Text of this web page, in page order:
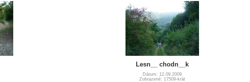
Lesn__ chodn__k
Dátum: 12.09.2009
Zobrazené: 17509-krát